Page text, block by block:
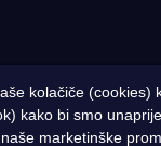
Zenica. Sva prava
kolačiče (cookies)
kako bi smo
marketinške